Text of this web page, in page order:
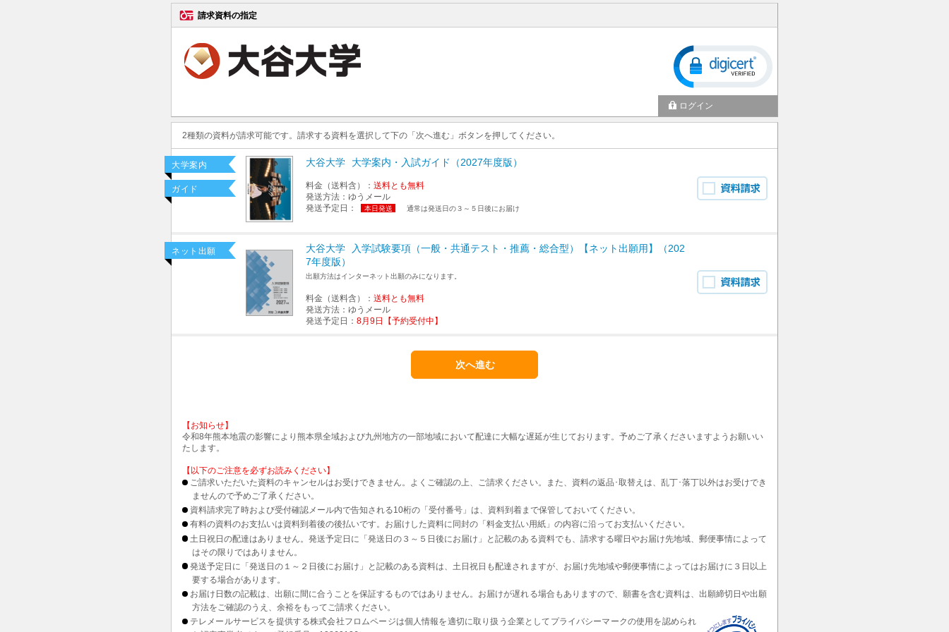
請求資料の指定
ログイン
2種類の資料が請求可能です。請求する資料を選択して下の「次へ進む」ボタンを押してください。
大学案内
ガイド
大谷大学 大学案内・入試ガイド（2027年度版）
料金（送料含）： 送料とも無料
発送方法： ゆうメール
発送予定日：
本日発送 通常は発送日の３～５日後にお届け
ネット出願 大谷大学
入学試験要項（一般・共通テスト・推薦・総合型）【ネット出願用】（202
7年度版）
出願方法はインターネット出願のみになります。
料金（送料含）： 送料とも無料
発送方法： ゆうメール
発送予定日： 8月9日【予約受付中】
【お知らせ】
令和8年熊本地震の影響により熊本県全域および九州地方の一部地域において配達に大幅な遅延が生じております。予めご了承くださいますようお願いい
たします。
【以下のご注意を必ずお読みください】
ご請求いただいた資料のキャンセルはお受けできません。よくご確認の上、ご請求ください。また、資料の返品･取替えは、乱丁･落丁以外はお受けでき
ませんので予めご了承ください。
資料請求完了時および受付確認メール内で告知される10桁の「受付番号」は、資料到着まで保管しておいてください。
有料の資料のお支払いは資料到着後の後払いです。お届けした資料に同封の「料金支払い用紙」の内容に沿ってお支払いください。
土日祝日の配達はありません。発送予定日に「発送日の３～５日後にお届け」と記載のある資料でも、請求する曜日やお届け先地域、郵便事情によって
はその限りではありません。
発送予定日に「発送日の１～２日後にお届け」と記載のある資料は、土日祝日も配達されますが、お届け先地域や郵便事情によってはお届けに３日以上
要する場合があります。
お届け日数の記載は、出願に間に合うことを保証するものではありません。お届けが遅れる場合もありますので、願書を含む資料は、出願締切日や出願
方法をご確認のうえ、余裕をもってご請求ください。
テレメールサービスを提供する株式会社フロムページは個人情報を適切に取り扱う企業としてプライバシーマークの使用を認められ